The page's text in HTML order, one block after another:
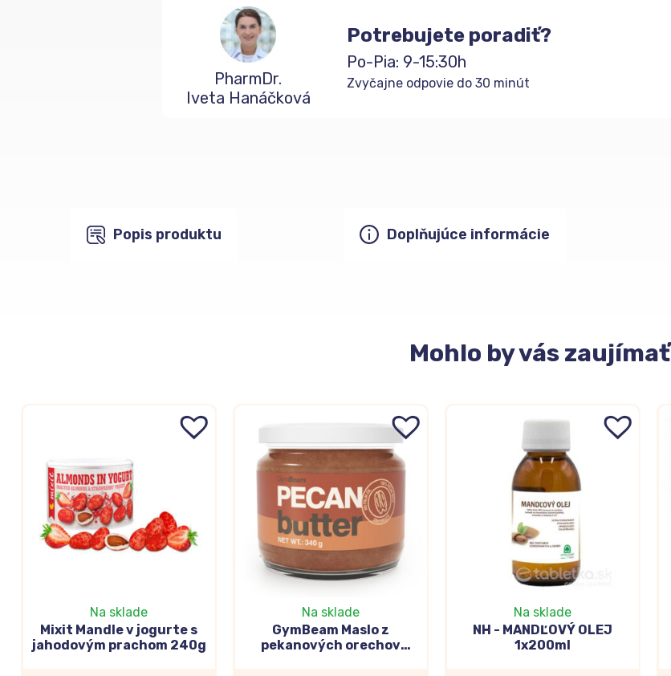
PharmDr.
Iveta Hanáčková
Potrebujete poradiť?
Po-Pia: 9-15:30h
Zvyčajne odpovie do 30 minút
Popis produktu Doplňujúce informácie
Mohlo by vás zaujímať
Na sklade
Mixit Mandle v jogurte s
jahodovým prachom 240g
Na sklade
GymBeam Maslo z
pekanových orechov
Na sklade
NH - MANDĽOVÝ OLEJ
1x200ml